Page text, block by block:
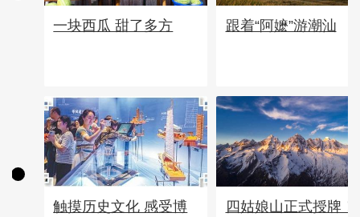
一块西瓜 甜了多方 跟着“阿嬷”游潮汕
触摸历史文化 感受博
四姑娘山正式授牌！